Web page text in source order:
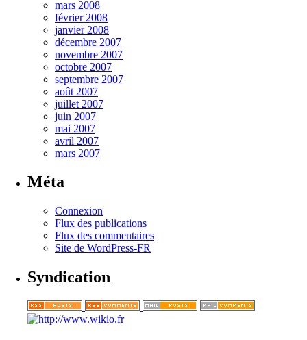
mars 2008
février 2008
janvier 2008
décembre 2007
novembre 2007
octobre 2007
septembre 2007
août 2007
juillet 2007
juin 2007
mai 2007
avril 2007
mars 2007
Méta
Connexion
Flux des publications
Flux des commentaires
Site de WordPress-FR
Syndication